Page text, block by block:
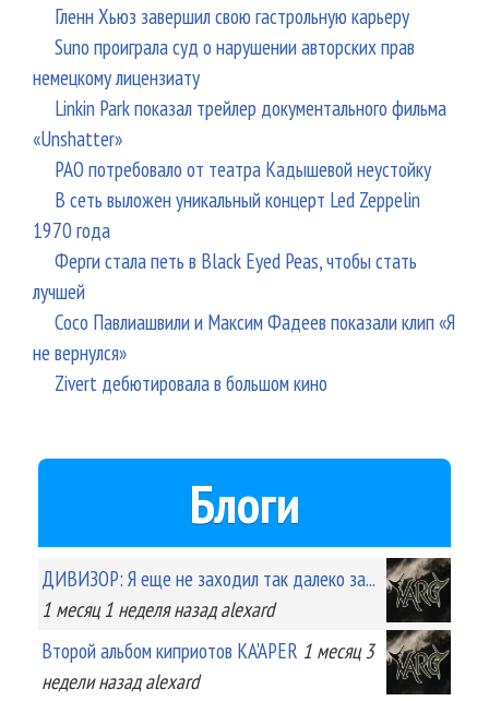
Гленн Хьюз завершил свою гастрольную карьеру
Suno проиграла суд о нарушении авторских прав
немецкому лицензиату
Linkin Park показал трейлер документального фильма
«Unshatter»
РАО потребовало от театра Кадышевой неустойку
В сеть выложен уникальный концерт Led Zeppelin
1970 года
Ферги стала петь в Black Eyed Peas, чтобы стать
лучшей
Сосо Павлиашвили и Максим Фадеев показали клип «Я
не вернулся»
Zivert дебютировала в большом кино
Блоги
ДИВИЗОР: Я еще не заходил так далеко за...
1 месяц 1 неделяназад alexard
Второй альбом киприотов KA'APER 1 месяц 3
неделиназад alexard